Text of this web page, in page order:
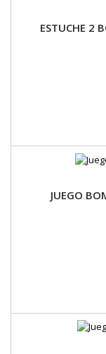
ESTUCHE 2
JUEGO